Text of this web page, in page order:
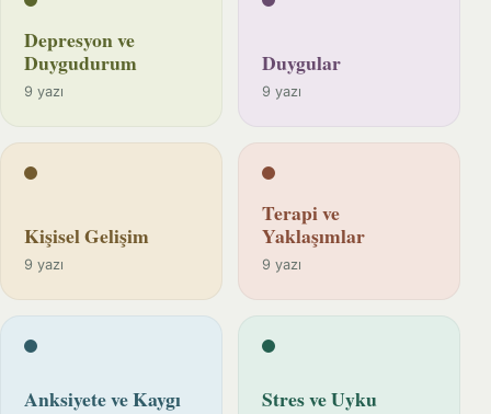
Depresyon ve
Duygudurum
9 yazı
Duygular
9 yazı
Kişisel Gelişim
9 yazı
Terapi ve
Yaklaşımlar
9 yazı
Anksiyete ve Kaygı Stres ve Uyku